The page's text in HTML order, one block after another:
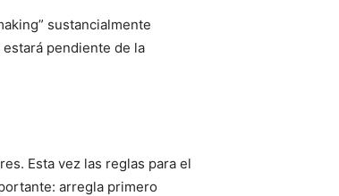
sustancialmente
pendiente de la
Esta vez las reglas para el
arregla primero